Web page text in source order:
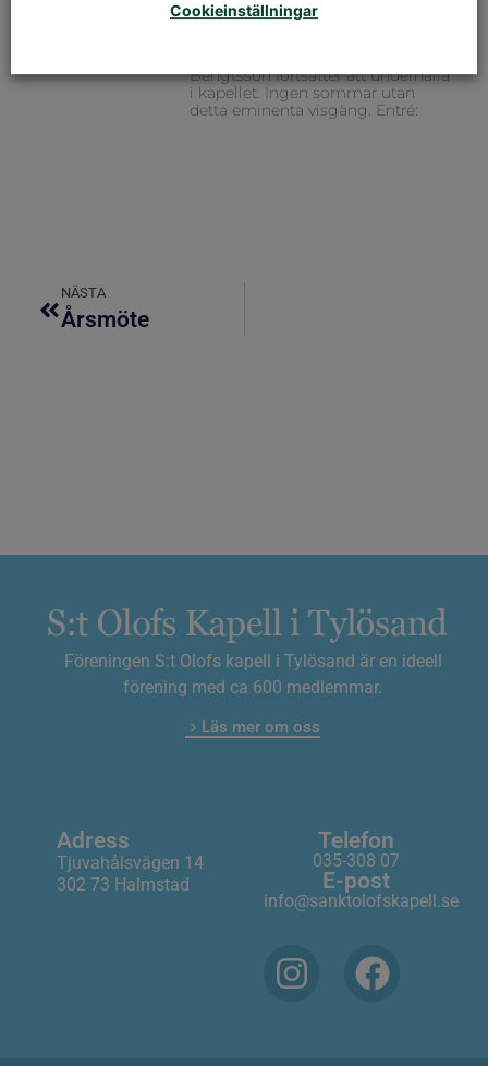
TORSDAG 20 AUGUSTI KL.19.00
Bengtsson fortsätter att underhålla
i kapellet. Ingen sommar utan
detta eminenta visgäng. Entré:
NÄSTA
Årsmöte
Föreningen S:t Olofs kapell i Tylösand är en ideell
förening med ca 600 medlemmar.
Läs mer om oss
Adress
Tjuvahålsvägen 14
302 73 Halmstad
Telefon
035-308 07
E-post
info@sanktolofskapell.se
Cookieinställningar